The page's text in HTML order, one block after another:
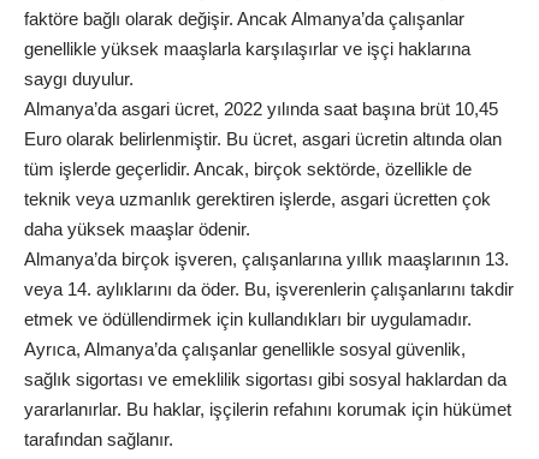
faktöre bağlı olarak değişir. Ancak Almanya’da çalışanlar
genellikle yüksek maaşlarla karşılaşırlar ve işçi haklarına
saygı duyulur.
Almanya’da asgari ücret, 2022 yılında saat başına brüt 10,45
Euro olarak belirlenmiştir. Bu ücret, asgari ücretin altında olan
tüm işlerde geçerlidir. Ancak, birçok sektörde, özellikle de
teknik veya uzmanlık gerektiren işlerde, asgari ücretten çok
daha yüksek maaşlar ödenir.
Almanya’da birçok işveren, çalışanlarına yıllık maaşlarının 13.
veya 14. aylıklarını da öder. Bu, işverenlerin çalışanlarını takdir
etmek ve ödüllendirmek için kullandıkları bir uygulamadır.
Ayrıca, Almanya’da çalışanlar genellikle sosyal güvenlik,
sağlık sigortası ve emeklilik sigortası gibi sosyal haklardan da
yararlanırlar. Bu haklar, işçilerin refahını korumak için hükümet
tarafından sağlanır.